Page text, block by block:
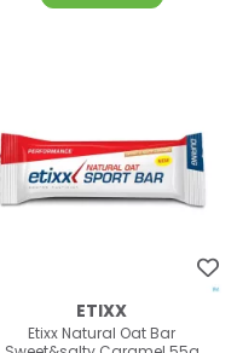
ETIXX
Etixx Natural Oat Bar